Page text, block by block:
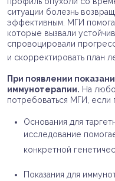
ситуации болезнь
эффективным. МГИ
которые вызвали
спровоцировали
и скорректировать план
При появлении
иммунотерапии. На
потребоваться МГИ, если
Основания для
исследование
конкретной
Показания для